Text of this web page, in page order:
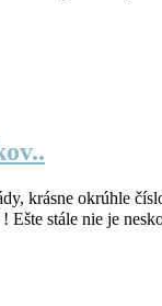
krásne okrúhle
Ešte stále nie je